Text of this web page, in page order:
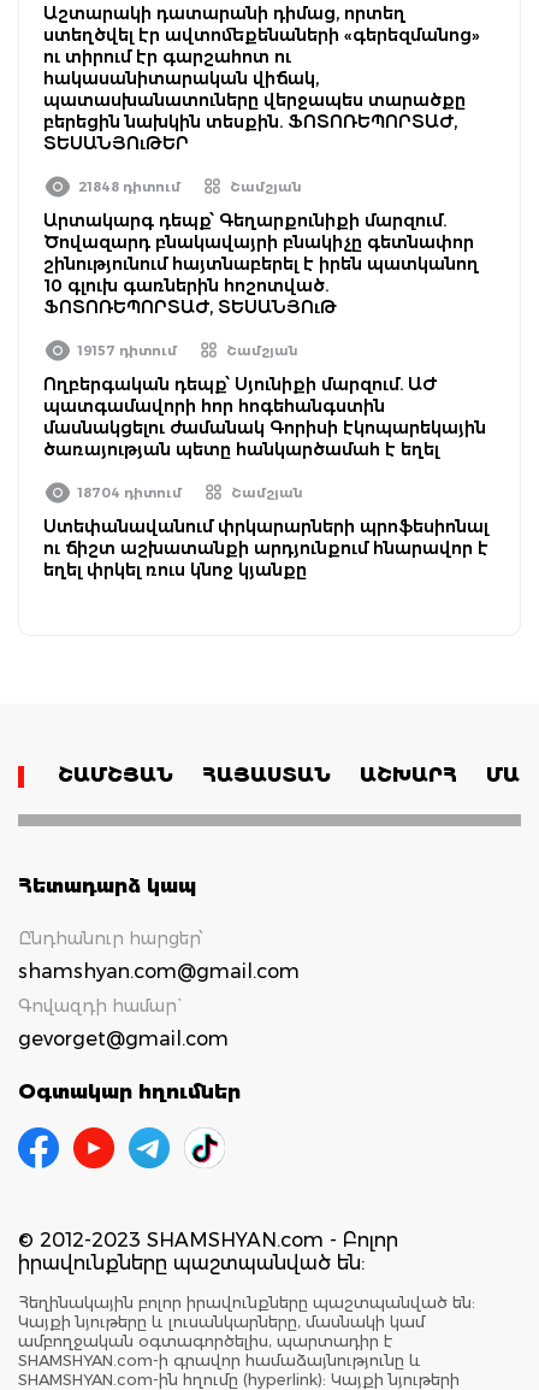
Աշտարակի դատարանի դիմաց, որտեղ
ստեղծվել էր ավտոմեքենաների «գերեզմանոց»
ու տիրում էր գարշահոտ ու
հակասանիտարական վիճակ,
պատասխանատուները վերջապես տարածքը
բերեցին նախկին տեսքին. ՖՈՏՈՌԵՊՈՐՏԱԺ,
ՏԵՍԱՆՅՈւԹԵՐ
21848 դիտում Շամշյան
Արտակարգ դեպք՝ Գեղարքունիքի մարզում.
Ծովազարդ բնակավայրի բնակիչը գետնափոր
շինությունում հայտնաբերել է իրեն պատկանող
10 գլուխ գառներին հոշոտված.
ՖՈՏՈՌԵՊՈՐՏԱԺ, ՏԵՍԱՆՅՈւԹ
19157 դիտում Շամշյան
Ողբերգական դեպք՝ Սյունիքի մարզում. ԱԺ
պատգամավորի հոր հոգեհանգստին
մասնակցելու ժամանակ Գորիսի էկոպարեկային
ծառայության պետը հանկարծամահ է եղել
18704 դիտում Շամշյան
Ստեփանավանում փրկարարների պրոֆեսիոնալ
ու ճիշտ աշխատանքի արդյունքում հնարավոր է
եղել փրկել ռուս կնոջ կյանքը
ՇԱՄՇՅԱՆ ՀԱՅԱՍՏԱՆ ԱՇԽԱՐՀ
Հետադարձ կապ
Ընդհանուր հարցեր՝
shamshyan.com@gmail.com
Գովազդի համար`
gevorget@gmail.com
Օգտակար հղումներ
© 2012-2023 SHAMSHYAN.com - Բոլոր
իրավունքները պաշտպանված են:
Հեղինակային բոլոր իրավունքները պաշտպանված են:
Կայքի նյութերը և լուսանկարները, մասնակի կամ
ամբողջական օգտագործելիս, պարտադիր է
SHAMSHYAN.com-ի գրավոր համաձայնությունը և
SHAMSHYAN.com-ին հղումը (hyperlink): Կայքի նյութերի